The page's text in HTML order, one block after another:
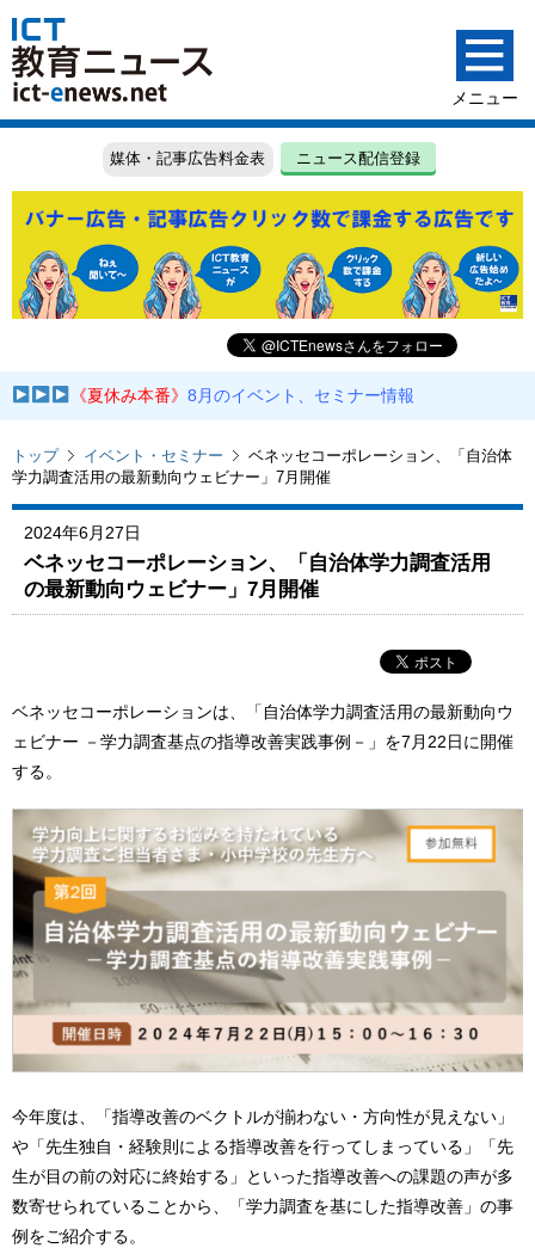
媒体・記事広告料金表 ニュース配信登録
《夏休み本番》8月のイベント、セミナー情報
トップ イベント・セミナー
ベネッセコーポレーション、「自治体
学力調査活用の最新動向ウェビナー」7月開催
2024年6月27日
ベネッセコーポレーション、「自治体学力調査活用
の最新動向ウェビナー」7月開催
ベネッセコーポレーションは、「自治体学力調査活用の最新動向ウ
ェビナー －学力調査基点の指導改善実践事例－」を7月22日に開催
する。
今年度は、「指導改善のベクトルが揃わない・方向性が見えない」
や「先生独自・経験則による指導改善を行ってしまっている」「先
生が目の前の対応に終始する」といった指導改善への課題の声が多
数寄せられていることから、「学力調査を基にした指導改善」の事
例をご紹介する。